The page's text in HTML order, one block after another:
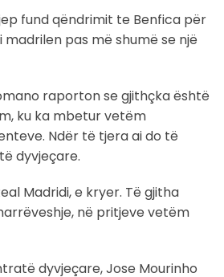
jep fund qëndrimit te Benfica për
madrilen pas më shumë se një
raporton se gjithçka është
ku ka mbetur vetëm
Ndër të tjera ai do të
dyvjeçare.
Madridi, e kryer. Të gjitha
në pritjeve vetëm
dyvjeçare, Jose Mourinho